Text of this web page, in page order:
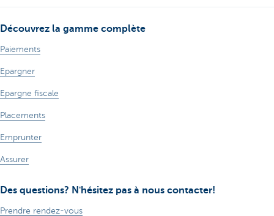
Découvrez la gamme complète
Paiements
Epargner
Epargne fiscale
Placements
Emprunter
Assurer
Des questions? N'hésitez pas à nous contacter!
Prendre rendez-vous